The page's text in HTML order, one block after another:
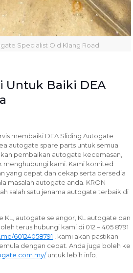
Specialist Old Klang Road
Untuk Baiki DEA
membaiki DEA Sliding Autogate
autogate spare parts untuk semua
pembaikan autogate kecemasan,
menghubungi kami. Kami komited
yang cepat dan cekap serta bersedia
masalah autogate anda. KRON
salah satu jenama autogate terbaik di
KL, autogate selangor, KL autogate dan
terus hubungi kami di 012 – 405 8791
60124058791
, kami akan pastikan
dengan cepat. Anda juga boleh ke
untuk lebih info.